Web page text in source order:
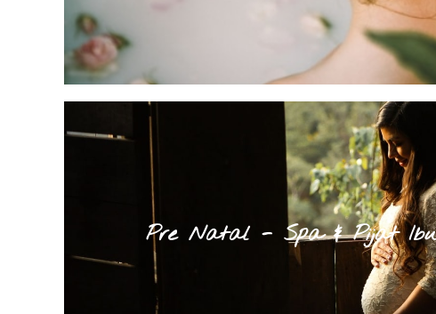
Pre Natal - Spa & Pijat